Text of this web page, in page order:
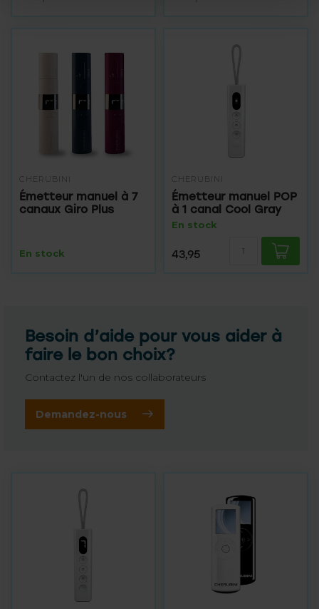
CHERUBINI
Émetteur manuel à 7
canaux Giro Plus
En stock
CHERUBINI
Émetteur manuel POP
à 1 canal Cool Gray
En stock
43,95
Besoin d’aide pour vous aider à
faire le bon choix?
Contactez l'un de nos collaborateurs
Demandez-nous